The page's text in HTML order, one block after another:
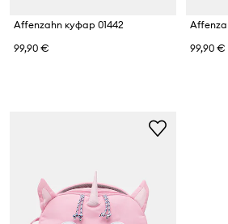
Affenzahn куфар 01442
99,90 €
99,90 €